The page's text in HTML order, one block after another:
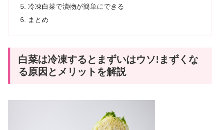
冷凍白菜で漬物が簡単にできる
まとめ
白菜は冷凍するとまずいはウソ!まずくな
る原因とメリットを解説